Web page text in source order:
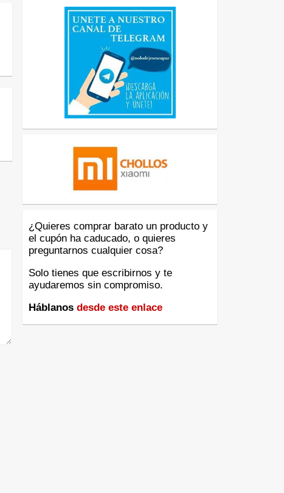
¿Quieres comprar barato un producto y
el cupón ha caducado, o quieres
preguntarnos cualquier cosa?
Solo tienes que escribirnos y te
ayudaremos sin compromiso.
Háblanos desde este enlace